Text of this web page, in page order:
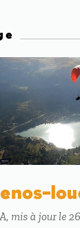
mis à jour le